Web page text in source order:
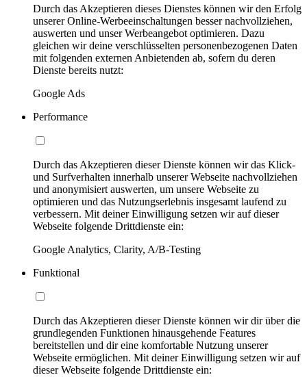
Durch das Akzeptieren dieses Dienstes können wir den Erfolg
unserer Online-Werbeeinschaltungen besser nachvollziehen,
auswerten und unser Werbeangebot optimieren. Dazu
gleichen wir deine verschlüsselten personenbezogenen Daten
mit folgenden externen Anbietenden ab, sofern du deren
Dienste bereits nutzt:
Google Ads
Performance
Durch das Akzeptieren dieser Dienste können wir das Klick-
und Surfverhalten innerhalb unserer Webseite nachvollziehen
und anonymisiert auswerten, um unsere Webseite zu
optimieren und das Nutzungserlebnis insgesamt laufend zu
verbessern. Mit deiner Einwilligung setzen wir auf dieser
Webseite folgende Drittdienste ein:
Google Analytics, Clarity, A/B-Testing
Funktional
Durch das Akzeptieren dieser Dienste können wir dir über die
grundlegenden Funktionen hinausgehende Features
bereitstellen und dir eine komfortable Nutzung unserer
Webseite ermöglichen. Mit deiner Einwilligung setzen wir auf
dieser Webseite folgende Drittdienste ein: